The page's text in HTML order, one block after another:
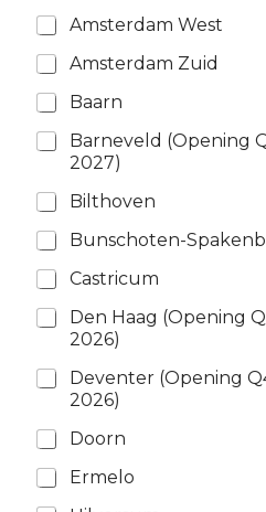
Amsterdam West
Amsterdam Zuid
Baarn
Barneveld (Opening
2027)
Bilthoven
Bunschoten-
Castricum
Den Haag (Opening
2026)
Deventer (Opening
2026)
Doorn
Ermelo